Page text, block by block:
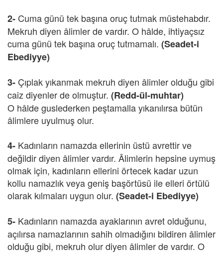
2- Cuma günü tek başına oruç tutmak müstehabdır.
Mekruh diyen âlimler de vardır. O hâlde, ihtiyaçsız
cuma günü tek başına oruç tutmamalı. (Seadet-i
Ebediyye)
3- Çıplak yıkanmak mekruh diyen âlimler olduğu gibi
caiz diyenler de olmuştur. (Redd-ül-muhtar)
O hâlde guslederken peştamalla yıkanılırsa bütün
âlimlere uyulmuş olur.
4- Kadınların namazda ellerinin üstü avrettir ve
değildir diyen âlimler vardır. Âlimlerin hepsine uymuş
olmak için, kadınların ellerini örtecek kadar uzun
kollu namazlık veya geniş başörtüsü ile elleri örtülü
olarak kılmaları uygun olur. (Seadet-i Ebediyye)
5- Kadınların namazda ayaklarının avret olduğunu,
açılırsa namazlarının sahih olmadığını bildiren âlimler
olduğu gibi, mekruh olur diyen âlimler de vardır. O